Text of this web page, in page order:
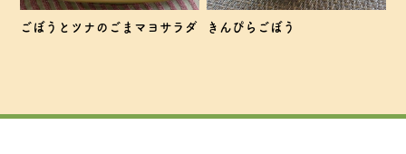
ごぼうとツナのごまマヨサラダ きんぴらごぼう